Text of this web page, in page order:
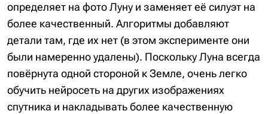
определяет на фото Луну и заменяет её силуэт на
более качественный. Алгоритмы добавляют
детали там, где их нет (в этом эксперименте они
были намеренно удалены). Поскольку Луна всегда
повёрнута одной стороной к Земле, очень легко
обучить нейросеть на других изображениях
спутника и накладывать более качественную